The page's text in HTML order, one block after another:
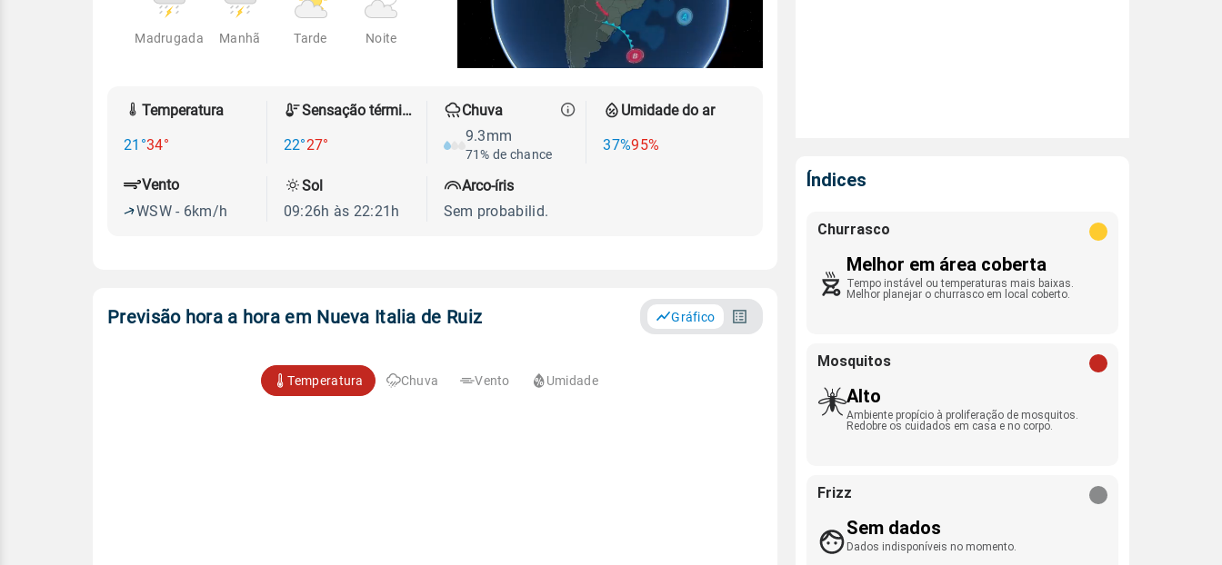
Madrugada Manhã Tarde Noite
Temperatura
21°34°
Sensação térmica
22°27°
Chuva
9.3mm
71% de chance
Umidade do ar
37%95%
Vento
WSW - 6km/h
Sol
09:26h às 22:21h
Arco-íris
Sem probabilid.
Previsão hora a hora em Nueva Italia de Ruiz Gráfico
Temperatura Chuva Vento Umidade
Índices
Churrasco
Melhor em área coberta
Tempo instável ou temperaturas mais baixas.
Melhor planejar o churrasco em local coberto.
Mosquitos
Alto
Ambiente propício à proliferação de mosquitos.
Redobre os cuidados em casa e no corpo.
Frizz
Sem dados
Dados indisponíveis no momento.